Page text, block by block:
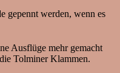
gepennt werden, wenn es
Ausflüge mehr gemacht
die Tolminer Klammen.